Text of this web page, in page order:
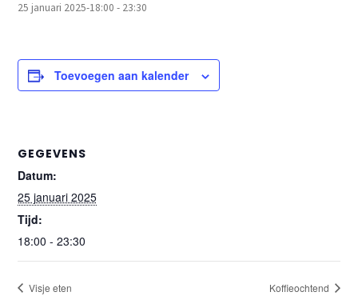
25 januari 2025-18:00 - 23:30
Toevoegen aan kalender
GEGEVENS
Datum:
25 januari 2025
Tijd:
18:00 - 23:30
Visje eten Koffieochtend